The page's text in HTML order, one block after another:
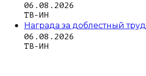
06.08.2026
ТВ-ИН
Награда за доблестный труд
06.08.2026
ТВ-ИН